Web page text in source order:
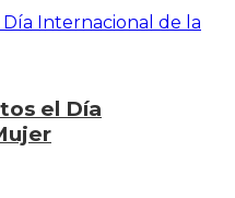
el Día